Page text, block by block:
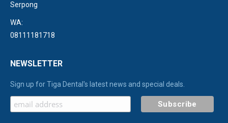
Serpong
WA:
08111181718
NEWSLETTER
Sign up for Tiga Dental's latest news and special deals.